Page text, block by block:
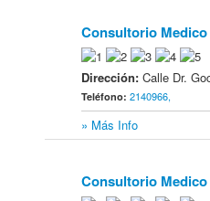
Consultorio
Dirección:Calle Dr.
Teléfono:2140966,
» Más Info
Consultorio